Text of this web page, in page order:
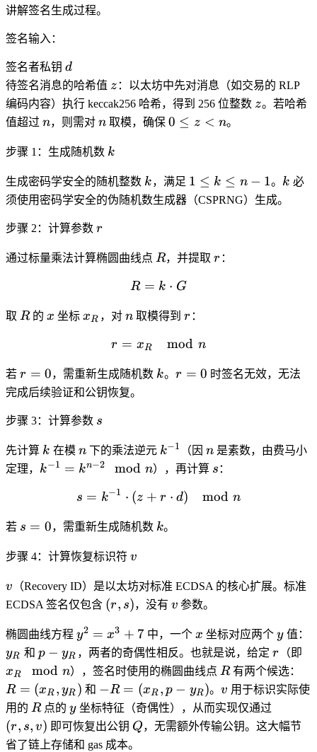
讲解签名生成过程。
签名输入：
签名者私钥 d
d
待签名消息的哈希值 z
z ：以太坊中先对消息（如交易的 RLP
编码内容）执行 keccak256 哈希，得到 256 位整数 z
z。若哈希
值超过 n
n，则需对 n
n 取模，确保 0
0 ≤ z < n。
步骤 1：生成随机数 k
k
生成密码学安全的随机整数 k
k，满足 1
\leq
1 ≤ k ≤ n − 1。 k
k 必
须使用密码学安全的伪随机数生成器（CSPRNG）生成。
步骤 2：计算参数 r
r
通过标量乘法计算椭圆曲线点 R
R，并提取r
r ：
R = k \cdot G
R = k ⋅ G
取 R
R的x
x 坐标x_R
xR ，对n
n 取模得到r
r ：
r = x_R \mod n
r = xR mod n
若 r
=
r = 0，需重新生成随机数 k
k。 r
r = 0 时签名无效，无法
完成后续验证和公钥恢复。
步骤 3：计算参数 s
s
先计算 k
k 在模 n
n下的乘法逆元 k^{-1}
k−1 （因n
n 是素数，由费马小
定理， k^{-1}
\mod
k−1 = kn−2 mod n），再计算 s
s ：
s = k^{-1} \cdot (z + r
s = k−1 ⋅ (z + r ⋅ d) mod n
若 s
0
s = 0，需重新生成随机数 k
k。
步骤 4：计算恢复标识符 v
v
v
v （Recovery ID）是以太坊对标准 ECDSA 的核心扩展。标准
ECDSA 签名仅包含 (r,
(r, s)，没有 v
v 参数。
椭圆曲线方程 y^2
x^3
+ 7
y2 = x3 + 7 中，一个x
x 坐标对应两个y
y值：
yR 和 p -
y_R
p − yR ，两者的奇偶性相反。也就是说，给定 r
r （即
n
xR mod n），签名时使用的椭圆曲线点 R
R有两个候选：
R = (xR , yR ) 和 -R =
(x_R,
p -
y_R)
−R = (xR , p − yR)。v
v 用于标识实际使
用的 R
R点的y
y坐标特征（奇偶性），从而实现仅通过
s,
(r, s, v) 即可恢复出公钥 Q
Q，无需额外传输公钥。这大幅节
省了链上存储和 gas 成本。